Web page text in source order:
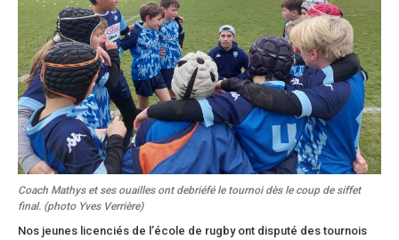
Coach Mathys et ses ouailles ont debriéfé le tournoi dès le coup de siffet
final. (photo Yves Verrière)
Nos jeunes licenciés de l’école de rugby ont disputé des tournois